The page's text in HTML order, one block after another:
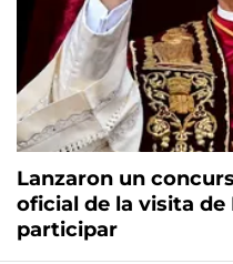
Lanzaron un
oficial de la visita de
participar